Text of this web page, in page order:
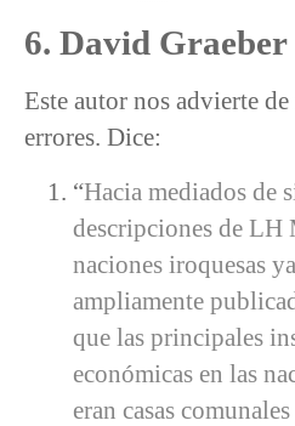
6. David Graeber
Este autor nos advierte
errores. Dice:
“Hacia mediados de
descripciones de LH
naciones iroquesas
ampliamente
que las principales
económicas en las
eran casas